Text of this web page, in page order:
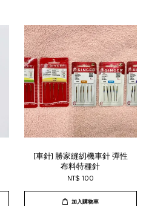
[車針] 勝家縫紉機車針 彈性
布料特種針
NT$ 100
加入購物車